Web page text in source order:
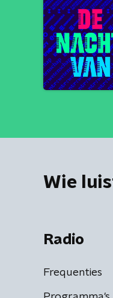
Wie
Radio
Frequenties